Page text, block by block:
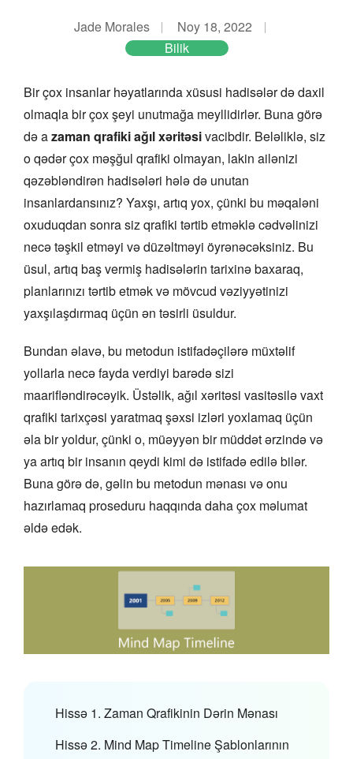
Jade Morales
Noy 18, 2022
Bilik
Bir çox insanlar həyatlarında xüsusi hadisələr də daxil
olmaqla bir çox şeyi unutmağa meyllidirlər. Buna görə
də azaman qrafiki ağıl xəritəsivacibdir. Beləliklə, siz
o qədər çox məşğul qrafiki olmayan, lakin ailənizi
qəzəbləndirən hadisələri hələ də unutan
insanlardansınız? Yaxşı, artıq yox, çünki bu məqaləni
oxuduqdan sonra siz qrafiki tərtib etməklə cədvəlinizi
necə təşkil etməyi və düzəltməyi öyrənəcəksiniz. Bu
üsul, artıq baş vermiş hadisələrin tarixinə baxaraq,
planlarınızı tərtib etmək və mövcud vəziyyətinizi
yaxşılaşdırmaq üçün ən təsirli üsuldur.
Bundan əlavə, bu metodun istifadəçilərə müxtəlif
yollarla necə fayda verdiyi barədə sizi
maarifləndirəcəyik. Üstəlik, ağıl xəritəsi vasitəsilə vaxt
qrafiki tarixçəsi yaratmaq şəxsi izləri yoxlamaq üçün
əla bir yoldur, çünki o, müəyyən bir müddət ərzində və
ya artıq bir insanın qeydi kimi də istifadə edilə bilər.
Buna görə də, gəlin bu metodun mənası və onu
hazırlamaq proseduru haqqında daha çox məlumat
əldə edək.
Hissə 1. Zaman Qrafikinin Dərin Mənası
Hissə 2. Mind Map Timeline Şablonlarının